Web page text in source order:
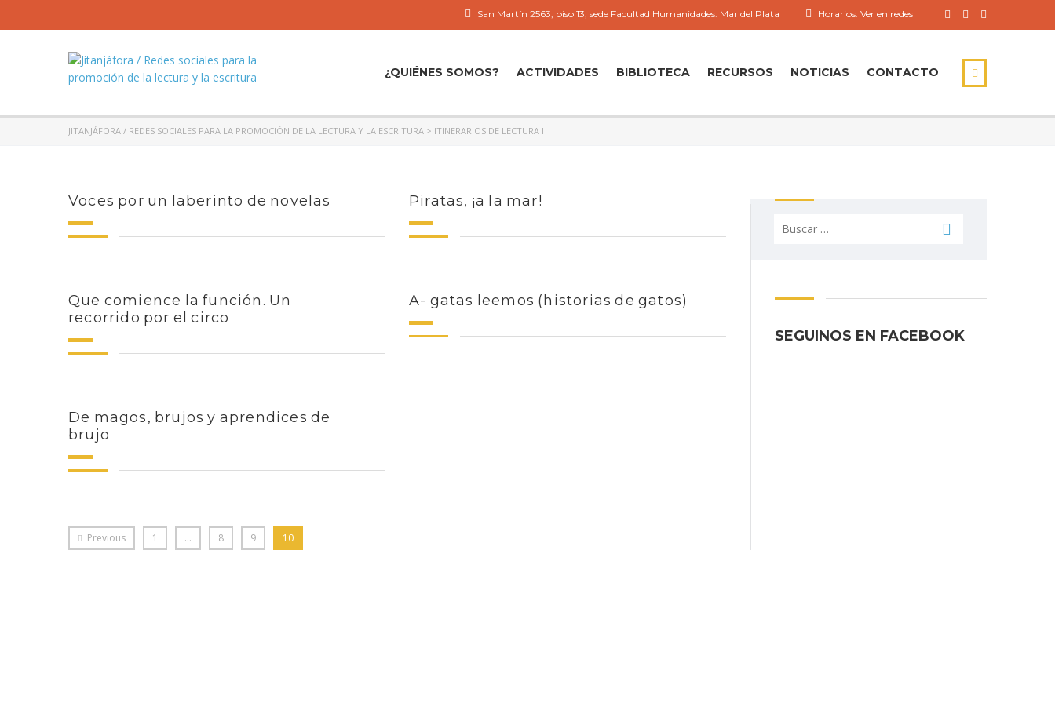
Horarios: Ver en redes
San Martín 2563, piso 13, sede Facultad Humanidades. Mar del Plata
¿QUIÉNES SOMOS? ACTIVIDADES BIBLIOTECA RECURSOS NOTICIAS CONTACTO
JITANJÁFORA / REDES SOCIALES PARA LA PROMOCIÓN DE LA LECTURA Y LA ESCRITURA > ITINERARIOS DE LECTURA I
Voces por un laberinto de novelas Piratas, ¡a la mar!
Que comience la función. Un
recorrido por el circo
A- gatas leemos (historias de gatos)
De magos, brujos y aprendices de
brujo
Previous 1 … 8 9 10
Buscar:
SEGUINOS EN FACEBOOK